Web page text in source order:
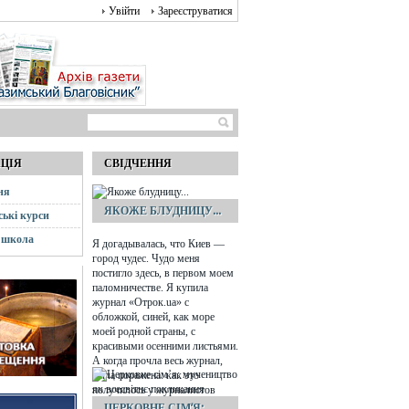
Увійти Зареєструватися
курси
школа
СВІДЧЕННЯ
ЯКОЖЕ БЛУДНИЦУ...
Я догадывалась, что Киев —
город чудес. Чудо меня
постигло здесь, в первом моем
паломничестве. Я купила
журнал «Отрок.ua» с
обложкой, синей, как море
моей родной страны, с
красивыми осенними листьями.
А когда прочла весь журнал,
была поражена: как это
получилось у журналистов
сделать номер специально для